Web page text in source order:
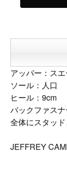
アッパー：ス
ソール：人口
ヒール：9cm
バックファス
全体にスタッ
JEFFREY